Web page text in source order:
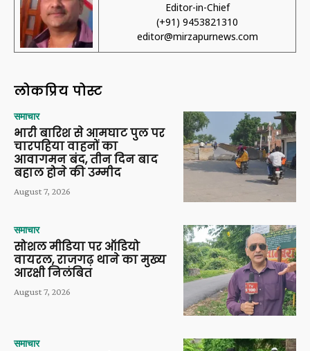
Editor-in-Chief
(+91) 9453821310
editor@mirzapurnews.com
लोकप्रिय पोस्ट
समाचार
भारी बारिश से आमघाट पुल पर
चारपहिया वाहनों का
आवागमन बंद, तीन दिन बाद
बहाल होने की उम्मीद
August 7, 2026
समाचार
सोशल मीडिया पर ऑडियो
वायरल, राजगढ़ थाने का मुख्य
आरक्षी निलंबित
August 7, 2026
समाचार